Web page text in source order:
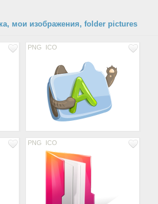
мои изображения, folder pictures
PNG ICO
PNG ICO